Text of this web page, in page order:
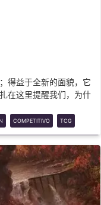
得益于全新的面貌，它
在这里提醒我们，为什
COMPETITIVO TCG